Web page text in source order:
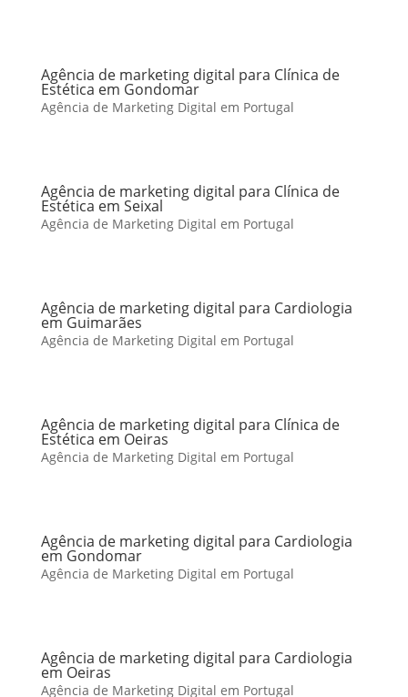
Agência de marketing digital para Clínica de
Estética em Gondomar
Agência de Marketing Digital em Portugal
Agência de marketing digital para Clínica de
Estética em Seixal
Agência de Marketing Digital em Portugal
Agência de marketing digital para Cardiologia
em Guimarães
Agência de Marketing Digital em Portugal
Agência de marketing digital para Clínica de
Estética em Oeiras
Agência de Marketing Digital em Portugal
Agência de marketing digital para Cardiologia
em Gondomar
Agência de Marketing Digital em Portugal
Agência de marketing digital para Cardiologia
em Oeiras
Agência de Marketing Digital em Portugal